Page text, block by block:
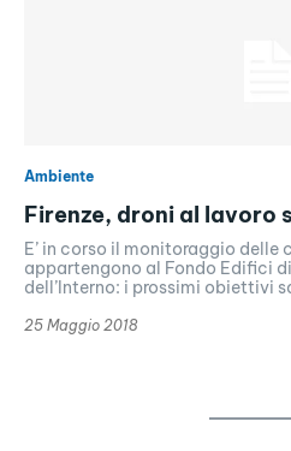
Ambiente
Firenze, droni al lavoro
E’ in corso il monitoraggio delle
appartengono al Fondo Edifici
dell’Interno: i prossimi obiettivi
25 Maggio 2018